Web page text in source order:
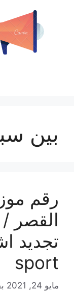
بين
رقم
sport
مايو 24, 2021